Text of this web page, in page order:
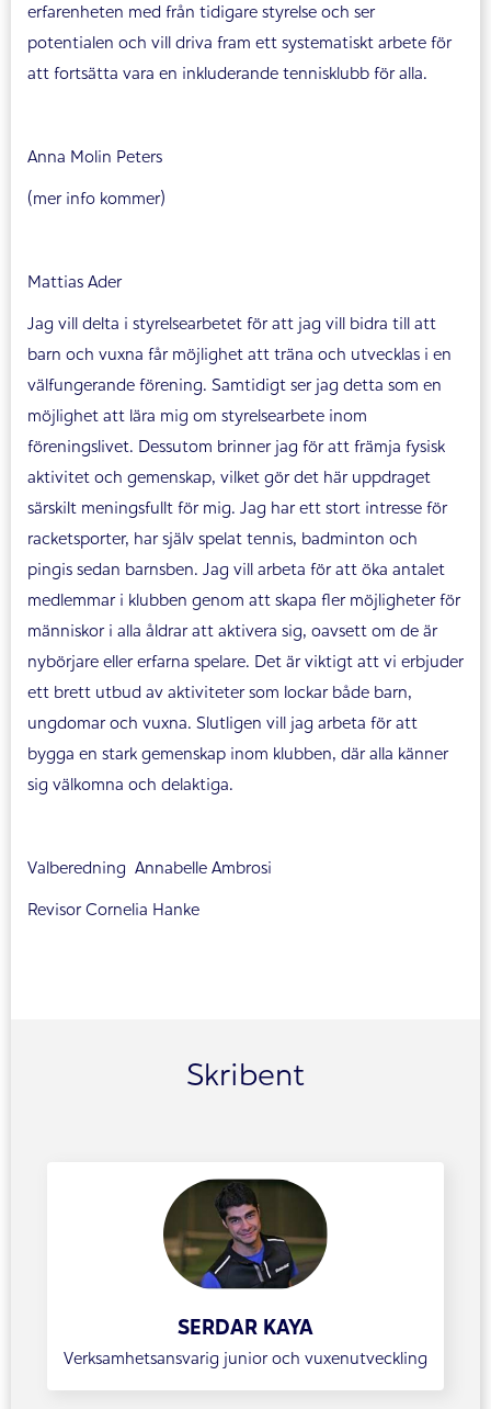
erfarenheten med från tidigare styrelse och ser
potentialen och vill driva fram ett systematiskt arbete för
att fortsätta vara en inkluderande tennisklubb för alla.
Anna Molin Peters
(mer info kommer)
Mattias Ader
Jag vill delta i styrelsearbetet för att jag vill bidra till att
barn och vuxna får möjlighet att träna och utvecklas i en
välfungerande förening. Samtidigt ser jag detta som en
möjlighet att lära mig om styrelsearbete inom
föreningslivet. Dessutom brinner jag för att främja fysisk
aktivitet och gemenskap, vilket gör det här uppdraget
särskilt meningsfullt för mig. Jag har ett stort intresse för
racketsporter, har själv spelat tennis, badminton och
pingis sedan barnsben. Jag vill arbeta för att öka antalet
medlemmar i klubben genom att skapa fler möjligheter för
människor i alla åldrar att aktivera sig, oavsett om de är
nybörjare eller erfarna spelare. Det är viktigt att vi erbjuder
ett brett utbud av aktiviteter som lockar både barn,
ungdomar och vuxna. Slutligen vill jag arbeta för att
bygga en stark gemenskap inom klubben, där alla känner
sig välkomna och delaktiga.
Valberedning Annabelle Ambrosi
Revisor Cornelia Hanke
Skribent
SERDAR KAYA
Verksamhetsansvarig junior och vuxenutveckling